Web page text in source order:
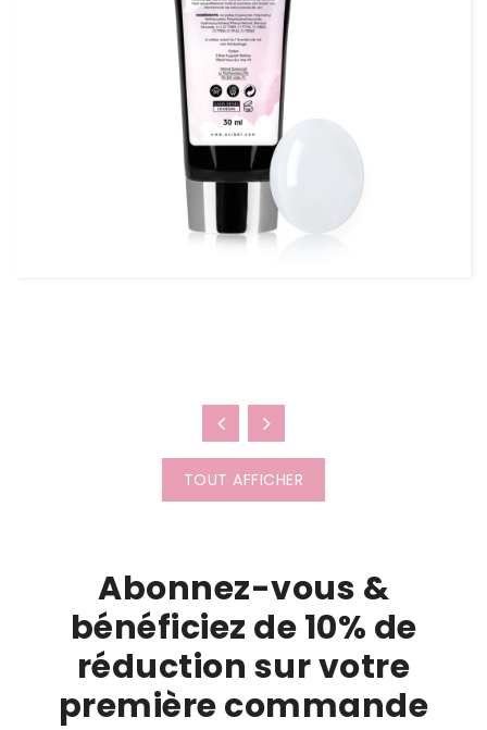
TOUT AFFICHER
Abonnez-vous &
bénéficiez de 10% de
réduction sur votre
première commande